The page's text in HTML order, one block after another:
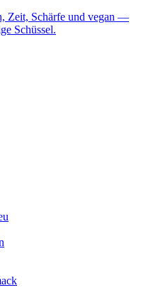
Zeit, Schärfe und vegan —
Schüssel.